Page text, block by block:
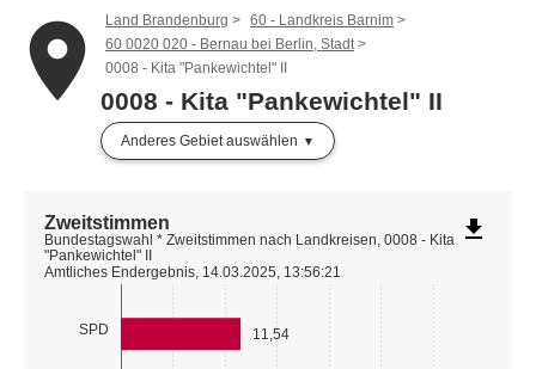
place Land Brandenburg
60 - Landkreis Barnim
60 0020 020 - Bernau bei Berlin, Stadt
0008 - Kita "Pankewichtel" II
0008 - Kita "Pankewichtel" II
Anderes Gebiet auswählen
SPD 11,54
Zweitstimmen
Bundestagswahl * Zweitstimmen nach Landkreisen, 0008 - Kita
"Pankewichtel" II
Amtliches Endergebnis, 14.03.2025, 13:56:21
file_download